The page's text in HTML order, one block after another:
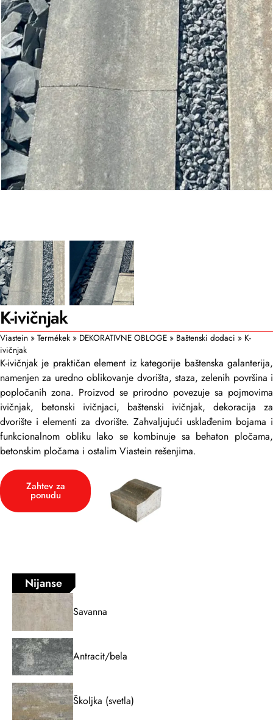
K-ivičnjak
Viastein » Termékek » DEKORATIVNE OBLOGE » Baštenski dodaci » K-
ivičnjak
K-ivičnjak je praktičan element iz kategorije baštenska galanterija,
namenjen za uredno oblikovanje dvorišta, staza, zelenih površina i
popločanih zona. Proizvod se prirodno povezuje sa pojmovima
ivičnjak, betonski ivičnjaci, baštenski ivičnjak, dekoracija za
dvorište i elementi za dvorište. Zahvaljujući usklađenim bojama i
funkcionalnom obliku lako se kombinuje sa behaton pločama,
betonskim pločama i ostalim Viastein rešenjima.
Zahtev za
ponudu
Nijanse
Savanna
Antracit/bela
Školjka (svetla)